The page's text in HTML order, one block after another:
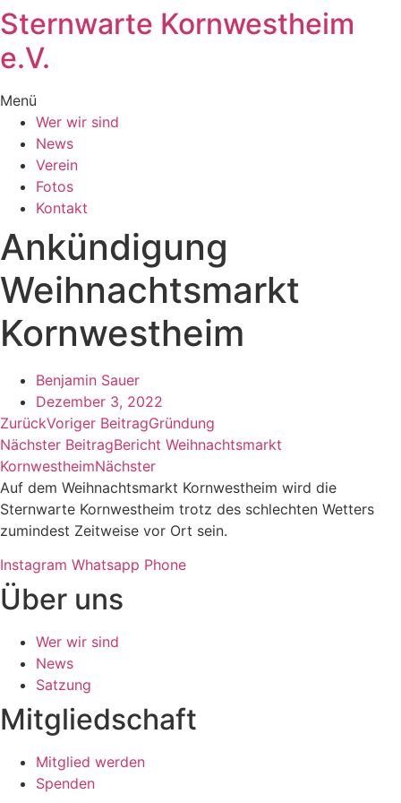
Zum
Inhalt
wechseln
Sternwarte Kornwestheim
e.V.
Menü
Wer wir sind
News
Verein
Fotos
Kontakt
Ankündigung
Weihnachtsmarkt
Kornwestheim
Benjamin Sauer
Dezember 3, 2022
ZurückVoriger BeitragGründung
Nächster BeitragBericht Weihnachtsmarkt
KornwestheimNächster
Auf dem Weihnachtsmarkt Kornwestheim wird die
Sternwarte Kornwestheim trotz des schlechten Wetters
zumindest Zeitweise vor Ort sein.
Instagram Whatsapp Phone
Über uns
Wer wir sind
News
Satzung
Mitgliedschaft
Mitglied werden
Spenden